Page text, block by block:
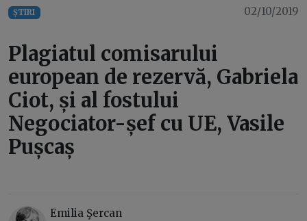
ȘTIRI 02/10/2019
Plagiatul comisarului
european de rezervă, Gabriela
Ciot, și al fostului
Negociator-șef cu UE, Vasile
Pușcaș
Emilia Şercan